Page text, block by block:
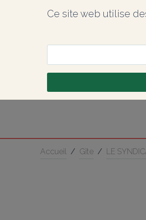
Ce site web utilise
Accueil / Gîte / LE